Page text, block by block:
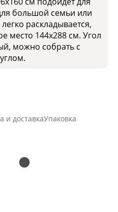
большой семьи или
раскладывается,
место 144x288 см. Угол
можно собрать с
и доставкаУпаковка